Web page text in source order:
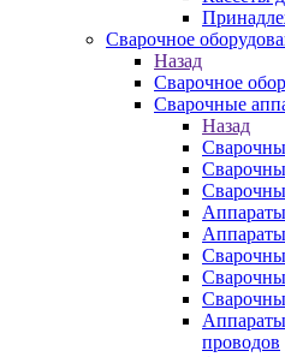
Сварочное
Назад
Сварочное
Сварочные
Назад
Аппараты
проводов